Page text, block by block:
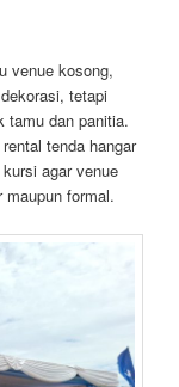
venue kosong,
tetapi
tamu dan panitia.
tenda hangar
agar venue
formal.